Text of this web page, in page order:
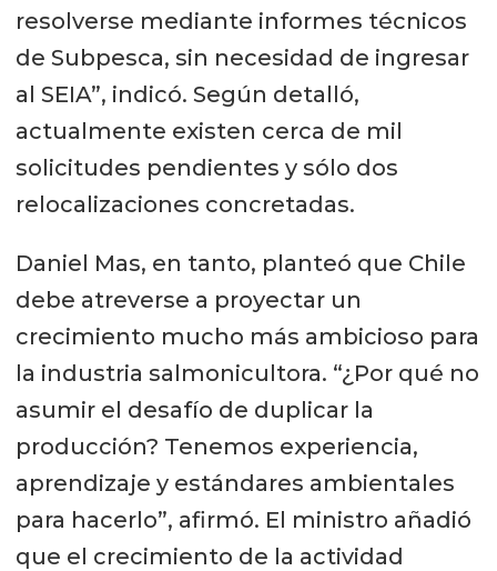
resolverse mediante informes técnicos
de Subpesca, sin necesidad de ingresar
al SEIA”, indicó. Según detalló,
actualmente existen cerca de mil
solicitudes pendientes y sólo dos
relocalizaciones concretadas.
Daniel Mas, en tanto, planteó que Chile
debe atreverse a proyectar un
crecimiento mucho más ambicioso para
la industria salmonicultora. “¿Por qué no
asumir el desafío de duplicar la
producción? Tenemos experiencia,
aprendizaje y estándares ambientales
para hacerlo”, afirmó. El ministro añadió
que el crecimiento de la actividad